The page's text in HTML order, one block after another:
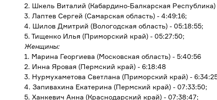
2. Шкель Виталий (Кабардино-Балкарская
3. Лаптев Сергей (Самарская область) - 4:49:16;
4. Шилов Дмитрий (Вологодская область) - 05:18:55;
5. Тищенко Илья (Приморский край) - 05:27:50;
Женщины:
1. Марина Георгиева (Московская область) - 5:40:56
2. Инна Яровая (Пермский край) - 6:18:48
3. Нурмухаметова Светлана (Приморский край) -
4. Запивахина Екатерина (Пермский край) - 07:33:50;
5. Ханкевич Анна (Краснодарский край) - 07:38:47;